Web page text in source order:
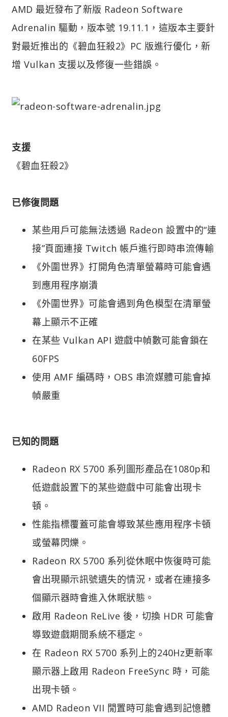
AMD 最近發布了新版 Radeon Software
Adrenalin 驅動，版本號 19.11.1，這版本主要針
對最近推出的《碧血狂殺2》PC 版進行優化，新
增 Vulkan 支援以及修復一些錯誤。
支援
《碧血狂殺2》
已修復問題
某些用戶可能無法透過 Radeon 設置中的“連
接”頁面連接 Twitch 帳戶進行即時串流傳輸
《外圍世界》打開角色清單螢幕時可能會遇
到應用程序崩潰
《外圍世界》可能會遇到角色模型在清單螢
幕上顯示不正確
在某些 Vulkan API 遊戲中幀數可能會鎖在
60FPS
使用 AMF 編碼時，OBS 串流媒體可能會掉
幀嚴重
已知的問題
Radeon RX 5700 系列圖形產品在1080p和
低遊戲設置下的某些遊戲中可能會出現卡
頓。
性能指標覆蓋可能會導致某些應用程序卡頓
或螢幕閃爍。
Radeon RX 5700 系列從休眠中恢復時可能
會出現顯示訊號遺失的情況，或者在連接多
個顯示器時會進入休眠狀態。
啟用 Radeon ReLive 後，切換 HDR 可能會
導致遊戲期間系統不穩定。
在 Radeon RX 5700 系列上的240Hz更新率
顯示器上啟用 Radeon FreeSync 時，可能
出現卡頓。
AMD Radeon VII 閒置時可能會遇到記憶體